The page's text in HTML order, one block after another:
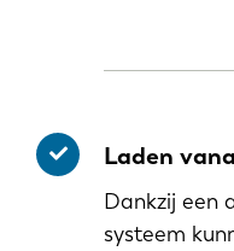
Laden
Dankzij een
systeem